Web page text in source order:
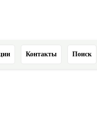
Контакты Поиск